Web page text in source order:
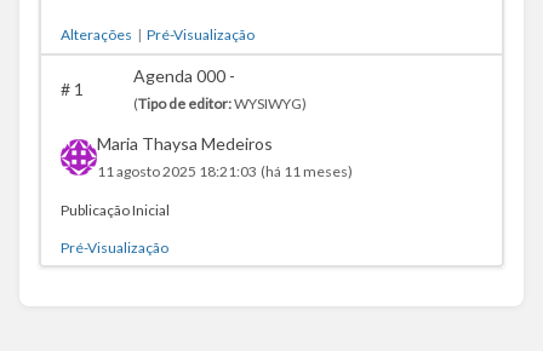
Alterações | Pré-Visualização
#1
Agenda 000 -
(Tipo de editor:WYSIWYG)
Maria Thaysa Medeiros
11 agosto 2025 18:21:03 (há 11 meses)
Publicação Inicial
Pré-Visualização